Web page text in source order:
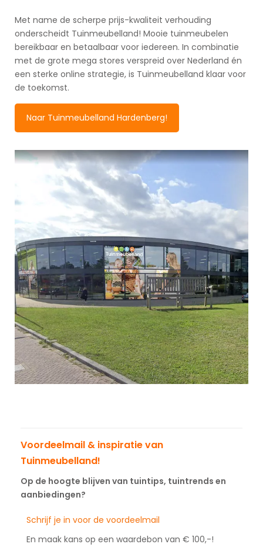
Met name de scherpe prijs-kwaliteit verhouding
onderscheidt Tuinmeubelland! Mooie tuinmeubelen
bereikbaar en betaalbaar voor iedereen. In combinatie
met de grote mega stores verspreid over Nederland én
een sterke online strategie, is Tuinmeubelland klaar voor
de toekomst.
Naar Tuinmeubelland Hardenberg!
Voordeelmail & inspiratie van
Tuinmeubelland!
Op de hoogte blijven van tuintips, tuintrends en
aanbiedingen?
Schrijf je in voor de voordeelmail
En maak kans op een waardebon van € 100,-!